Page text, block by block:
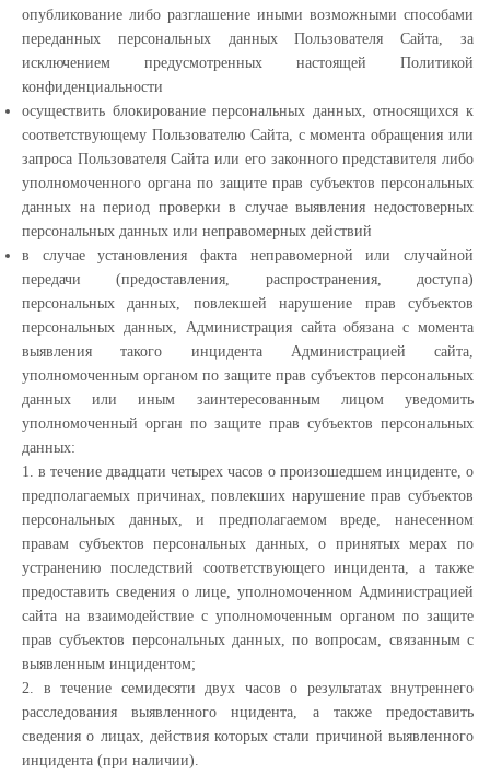
опубликование либо разглашение иными возможными способами
переданных персональных данных Пользователя Сайта, за
исключением предусмотренных настоящей Политикой
конфиденциальности
осуществить блокирование персональных данных, относящихся к
соответствующему Пользователю Сайта, с момента обращения или
запроса Пользователя Сайта или его законного представителя либо
уполномоченного органа по защите прав субъектов персональных
данных на период проверки в случае выявления недостоверных
персональных данных или неправомерных действий
в случае установления факта неправомерной или случайной
передачи (предоставления, распространения, доступа)
персональных данных, повлекшей нарушение прав субъектов
персональных данных, Администрация сайта обязана с момента
выявления такого инцидента Администрацией сайта,
уполномоченным органом по защите прав субъектов персональных
данных или иным заинтересованным лицом уведомить
уполномоченный орган по защите прав субъектов персональных
данных:
1. в течение двадцати четырех часов о произошедшем инциденте, о
предполагаемых причинах, повлекших нарушение прав субъектов
персональных данных, и предполагаемом вреде, нанесенном
правам субъектов персональных данных, о принятых мерах по
устранению последствий соответствующего инцидента, а также
предоставить сведения о лице, уполномоченном Администрацией
сайта на взаимодействие с уполномоченным органом по защите
прав субъектов персональных данных, по вопросам, связанным с
выявленным инцидентом;
2. в течение семидесяти двух часов о результатах внутреннего
расследования выявленного нцидента, а также предоставить
сведения о лицах, действия которых стали причиной выявленного
инцидента (при наличии).